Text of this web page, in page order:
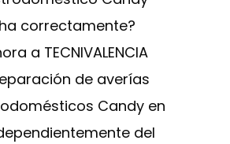
correctamente?
a TECNIVALENCIA
de averías
Candy en
del